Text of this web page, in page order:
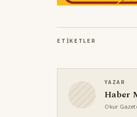
ETIKETLER
YAZAR
Haber
Okur